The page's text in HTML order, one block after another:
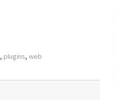
, plugins, web